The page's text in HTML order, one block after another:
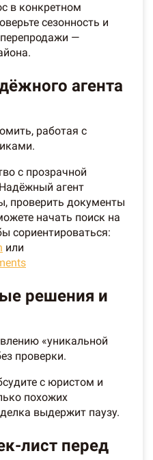
в конкретном
сезонность и
—
агента
работая с
с прозрачной
агент
проверить документы
начать поиск на
сориентироваться:
или
решения и
«уникальной
проверки.
с юристом и
похожих
выдержит паузу.
лист перед